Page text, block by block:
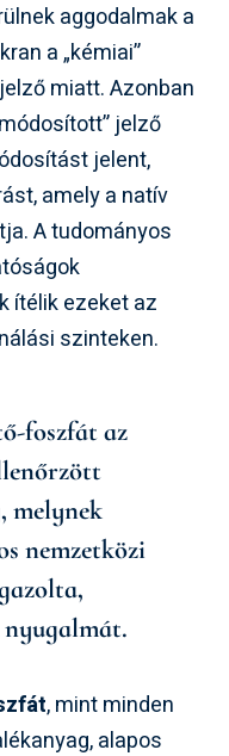
aggodalmak a
a „kémiai”
miatt. Azonban
jelző
jelent,
amely a natív
A tudományos
ítélik ezeket az
szinteken.
foszfát az
melynek
nemzetközi
, mint minden
alapos